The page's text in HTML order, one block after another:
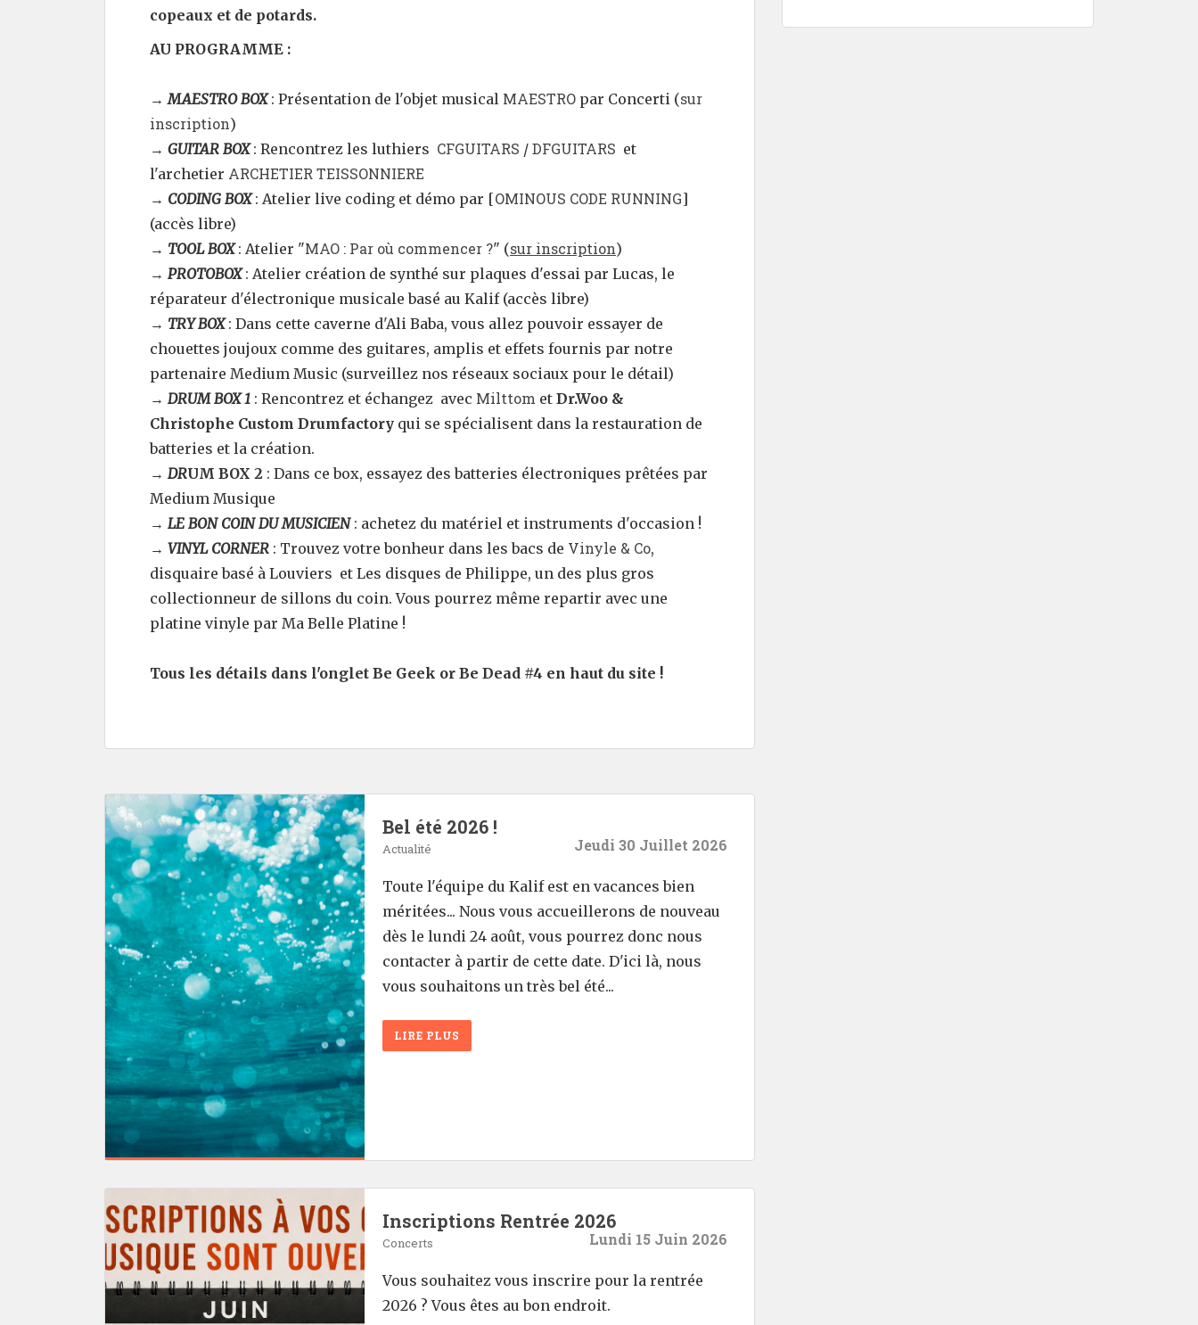
copeaux et de potards.
AU PROGRAMME :
→MAESTRO BOX: Présentation de l'objet musical MAESTRO par Concerti (sur
inscription)
→ GUITAR BOX: Rencontrez les luthiers CFGUITARS / DFGUITARS et
l'archetier ARCHETIER TEISSONNIERE
→ CODING BOX: Atelier live coding et démo par [OMINOUS CODE RUNNING]
(accès libre)
→ TOOL BOX: Atelier "MAO : Par où commencer ?" (sur inscription)
→ PROTOBOX: Atelier création de synthé sur plaques d'essai par Lucas, le
réparateur d'électronique musicale basé au Kalif (accès libre)
→ TRY BOX: Dans cette caverne d'Ali Baba, vous allez pouvoir essayer de
chouettes joujoux comme des guitares, amplis et effets fournis par notre
partenaire Medium Music (surveillez nos réseaux sociaux pour le détail)
→ DRUM BOX 1 : Rencontrez et échangez avec Milttom et Dr.Woo &
Christophe Custom Drumfactory qui se spécialisent dans la restauration de
batteries et la création.
→ DRUM BOX 2 : Dans ce box, essayez des batteries électroniques prêtées par
Medium Musique
→ LE BON COIN DU MUSICIEN: achetez du matériel et instruments d'occasion !
→ VINYL CORNER : Trouvez votre bonheur dans les bacs de Vinyle & Co,
disquaire basé à Louviers et Les disques de Philippe, un des plus gros
collectionneur de sillons du coin. Vous pourrez même repartir avec une
platine vinyle par Ma Belle Platine !
Tous les détails dans l'onglet Be Geek or Be Dead #4 en haut du site !
Bel été 2026 !
Actualité Jeudi 30 Juillet 2026
Toute l'équipe du Kalif est en vacances bien
méritées... Nous vous accueillerons de nouveau
dès le lundi 24 août, vous pourrez donc nous
contacter à partir de cette date. D'ici là, nous
vous souhaitons un très bel été...
LIRE PLUS
Inscriptions Rentrée 2026
Concerts Lundi 15 Juin 2026
Vous souhaitez vous inscrire pour la rentrée
2026 ? Vous êtes au bon endroit.